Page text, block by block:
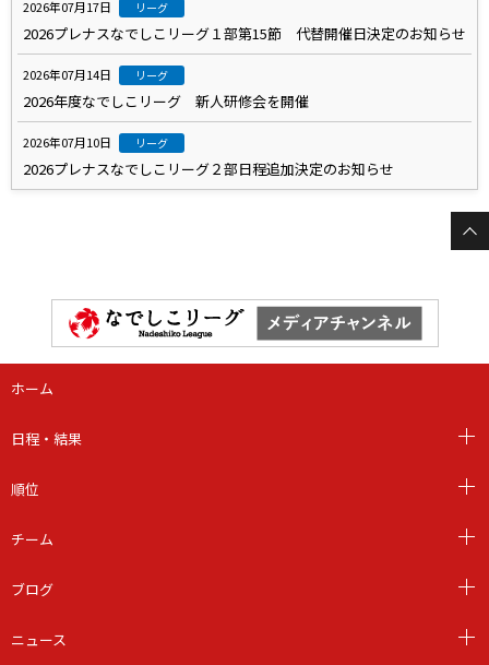
2026年07月17日 リーグ
2026プレナスなでしこリーグ１部第15節 代替開催日決定のお知らせ
2026年07月14日 リーグ
2026年度なでしこリーグ 新人研修会を開催
2026年07月10日 リーグ
2026プレナスなでしこリーグ２部日程追加決定のお知らせ
ホーム
日程・結果
順位
チーム
ブログ
ニュース